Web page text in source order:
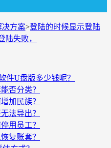
决方案>登陆的时候显示登陆
陆失败，
件U盘版多少钱呢？
否分类？
加民族？
法导出？
用员工？
复账套？